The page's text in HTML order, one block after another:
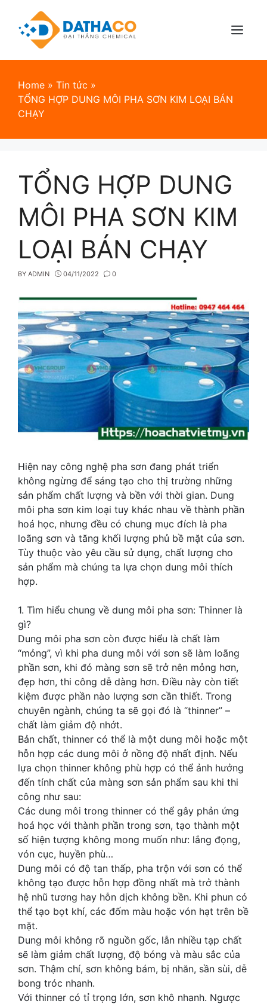
content
Menu
Home » Tin tức »
TỔNG HỢP DUNG MÔI PHA SƠN KIM LOẠI BÁN
CHẠY
TỔNG HỢP DUNG
MÔI PHA SƠN KIM
LOẠI BÁN CHẠY
BY ADMIN 04/11/2022 0
Hiện nay công nghệ pha sơn đang phát triển
không ngừng để sáng tạo cho thị trường những
sản phẩm chất lượng và bền với thời gian. Dung
môi pha sơn kim loại tuy khác nhau về thành phần
hoá học, nhưng đều có chung mục đích là pha
loãng sơn và tăng khối lượng phủ bề mặt của sơn.
Tùy thuộc vào yêu cầu sử dụng, chất lượng cho
sản phẩm mà chúng ta lựa chọn dung môi thích
hợp.
1. Tìm hiểu chung về dung môi pha sơn: Thinner là
gì?
Dung môi pha sơn còn được hiểu là chất làm
“mỏng”, vì khi pha dung môi với sơn sẽ làm loãng
phần sơn, khi đó màng sơn sẽ trở nên mỏng hơn,
đẹp hơn, thi công dễ dàng hơn. Điều này còn tiết
kiệm được phần nào lượng sơn cần thiết. Trong
chuyên ngành, chúng ta sẽ gọi đó là “thinner” –
chất làm giảm độ nhớt.
Bản chất, thinner có thể là một dung môi hoặc một
hỗn hợp các dung môi ở nồng độ nhất định. Nếu
lựa chọn thinner không phù hợp có thể ảnh hưởng
đến tính chất của màng sơn sản phẩm sau khi thi
công như sau:
Các dung môi trong thinner có thể gây phản ứng
hoá học với thành phần trong sơn, tạo thành một
số hiện tượng không mong muốn như: lắng đọng,
vón cục, huyền phù…
Dung môi có độ tan thấp, pha trộn với sơn có thể
không tạo được hỗn hợp đồng nhất mà trở thành
hệ nhũ tương hay hỗn dịch không bền. Khi phun có
thể tạo bọt khí, các đốm màu hoặc vón hạt trên bề
mặt.
Dung môi không rõ nguồn gốc, lẫn nhiều tạp chất
sẽ làm giảm chất lượng, độ bóng và màu sắc của
sơn. Thậm chí, sơn không bám, bị nhăn, sần sùi, dễ
bong tróc nhanh.
Với thinner có tỉ trọng lớn, sơn khô nhanh. Ngược